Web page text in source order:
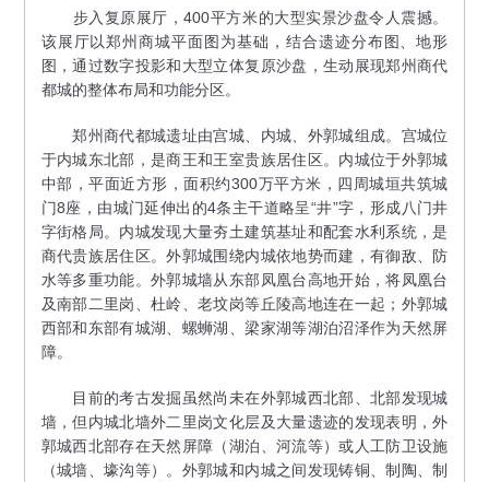
步入复原展厅，400平方米的大型实景沙盘令人震撼。
该展厅以郑州商城平面图为基础，结合遗迹分布图、地形
图，通过数字投影和大型立体复原沙盘，生动展现郑州商代
都城的整体布局和功能分区。
郑州商代都城遗址由宫城、内城、外郭城组成。宫城位
于内城东北部，是商王和王室贵族居住区。内城位于外郭城
中部，平面近方形，面积约300万平方米，四周城垣共筑城
门8座，由城门延伸出的4条主干道略呈“井”字，形成八门井
字街格局。内城发现大量夯土建筑基址和配套水利系统，是
商代贵族居住区。外郭城围绕内城依地势而建，有御敌、防
水等多重功能。外郭城墙从东部凤凰台高地开始，将凤凰台
及南部二里岗、杜岭、老坟岗等丘陵高地连在一起；外郭城
西部和东部有城湖、螺蛳湖、梁家湖等湖泊沼泽作为天然屏
障。
目前的考古发掘虽然尚未在外郭城西北部、北部发现城
墙，但内城北墙外二里岗文化层及大量遗迹的发现表明，外
郭城西北部存在天然屏障（湖泊、河流等）或人工防卫设施
（城墙、壕沟等）。外郭城和内城之间发现铸铜、制陶、制